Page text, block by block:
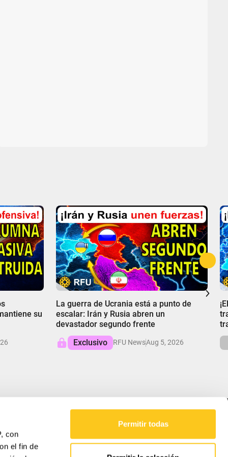
con
el fin de
Permitir todas
su
La guerra de Ucrania está a punto de
escalar: Irán y Rusia abren un
devastador segundo frente
Exclusivo
RFU NewsAug 5, 2026
RFU ofrece perspectivas equilibradas sobre los